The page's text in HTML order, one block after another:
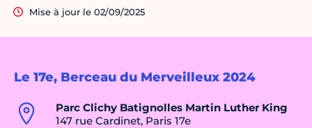
Le 17e, Berceau du Merveilleux 2024
Parc Clichy Batignolles Martin Luther King
147 rue Cardinet, Paris 17e
Mise à jour le 02/09/2025